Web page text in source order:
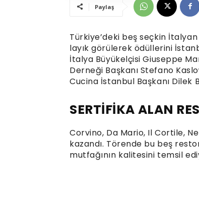
Paylaş
Türkiye’deki beş seçkin
layık görülerek ödüllerini
İtalya Büyükelçisi Giuseppe
Derneği Başkanı Stefano
Cucina İstanbul Başkanı Dilek
SERTİFİKA ALAN
Corvino, Da Mario, Il Cortile,
kazandı. Törende bu beş
mutfağının kalitesini temsil